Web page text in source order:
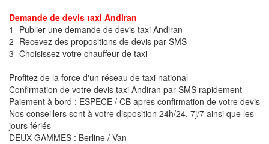
Demande de devis taxi Andiran
1- Publier une demande de devis taxi Andiran
2- Recevez des propositions de devis par SMS
3- Choisissez votre chauffeur de taxi
Profitez de la force d'un réseau de taxi national
Confirmation de votre devis taxi Andiran par SMS rapidement
Paiement à bord : ESPECE / CB apres confirmation de votre devis
Nos conseillers sont à votre disposition 24h/24, 7j/7 ainsi que les
jours fériés
DEUX GAMMES : Berline / Van